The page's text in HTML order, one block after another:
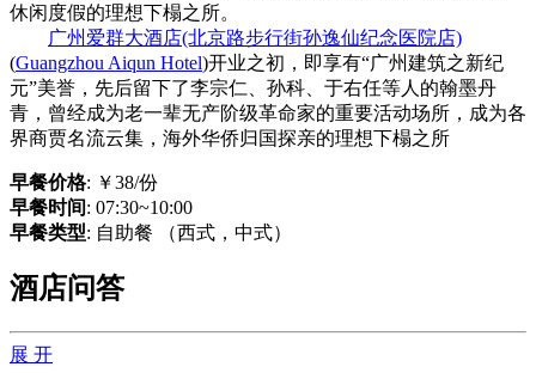
休闲度假的理想下榻之所。
广州爱群大酒店(北京路步行街孙逸仙纪念医院店)
(Guangzhou Aiqun Hotel)开业之初，即享有“广州建筑之新纪
元”美誉，先后留下了李宗仁、孙科、于右任等人的翰墨丹
青，曾经成为老一辈无产阶级革命家的重要活动场所，成为各
界商贾名流云集，海外华侨归国探亲的理想下榻之所
早餐价格: ￥38/份
早餐时间: 07:30~10:00
早餐类型: 自助餐 （西式，中式）
酒店问答
展 开